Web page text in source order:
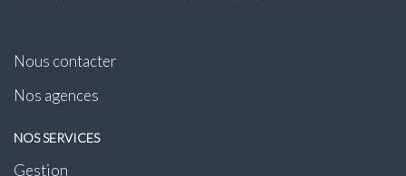
Nous contacter
Nos agences
NOS SERVICES
Gestion